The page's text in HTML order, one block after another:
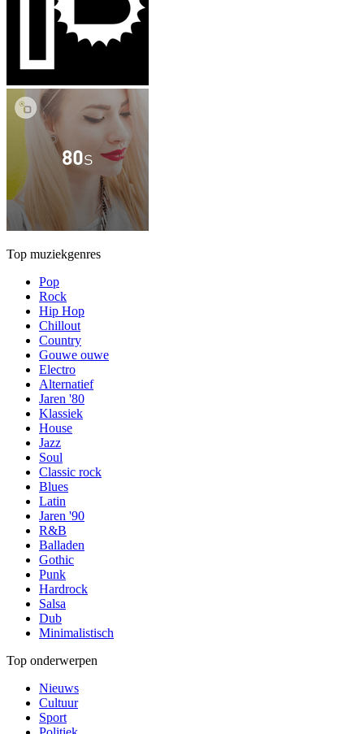
Top muziekgenres
Pop
Rock
Hip Hop
Chillout
Country
Gouwe ouwe
Electro
Alternatief
Jaren '80
Klassiek
House
Jazz
Soul
Classic rock
Blues
Latin
Jaren '90
R&B
Balladen
Gothic
Punk
Hardrock
Salsa
Dub
Minimalistisch
Top onderwerpen
Nieuws
Cultuur
Sport